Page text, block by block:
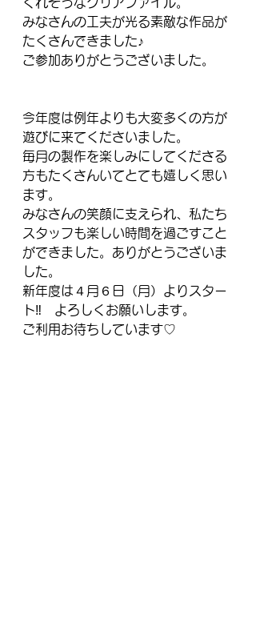
みなさんの工夫が光る素敵な作品が
たくさんできました♪
ご参加ありがとうございました。
今年度は例年よりも大変多くの方が
遊びに来てくださいました。
毎月の製作を楽しみにしてくださる
方もたくさんいてとても嬉しく思い
ます。
みなさんの笑顔に支えられ、私たち
スタッフも楽しい時間を過ごすこと
ができました。ありがとうございま
した。
新年度は４月６日（月）よりスター
ト‼　よろしくお願いします。
ご利用お待ちしています♡